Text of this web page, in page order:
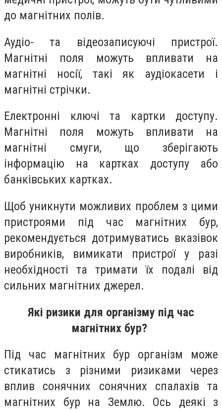
до магнітних полів.
Аудіо- та відеозаписуючі пристрої.
Магнітні поля можуть впливати на
магнітні носії, такі як аудіокасети і
магнітні стрічки.
Електронні ключі та картки доступу.
Магнітні поля можуть впливати на
магнітні смуги, що зберігають
інформацію на картках доступу або
банківських картках.
Щоб уникнути можливих проблем з цими
пристроями під час магнітних бур,
рекомендується дотримуватись вказівок
виробників, вимикати пристрої у разі
необхідності та тримати їх подалі від
сильних магнітних джерел.
Які ризики для організму під час
магнітних бур?
Під час магнітних бур організм може
стикатись з різними ризиками через
вплив сонячних сонячних спалахів та
магнітних бур на Землю. Ось деякі з